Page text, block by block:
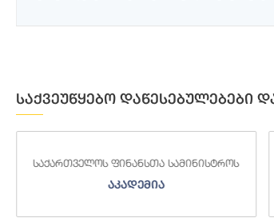
საქვეუწყებო დაწესებულებები
საქართველოს ფინანსთა სამინისტროს
აკადემია